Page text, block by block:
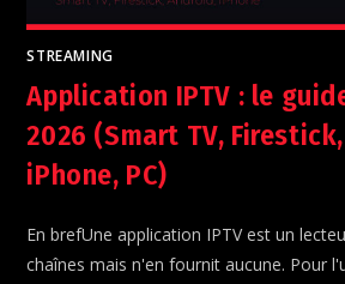
STREAMING
Application IPTV : le
2026 (Smart TV,
iPhone, PC)
En brefUne application IPTV est un
chaînes mais n'en fournit aucune. Pour